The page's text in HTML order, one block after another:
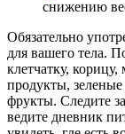
Обязательно
для вашего тела.
клетчатку,
продукты,
фрукты. Следите
ведите дневник